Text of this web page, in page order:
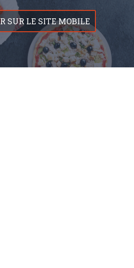
SUR LE SITE MOBILE